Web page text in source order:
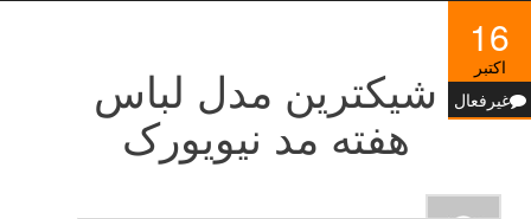
16
اکتبر
غیرفعال
شیکترین مدل لباس
هفته مد نیویورک